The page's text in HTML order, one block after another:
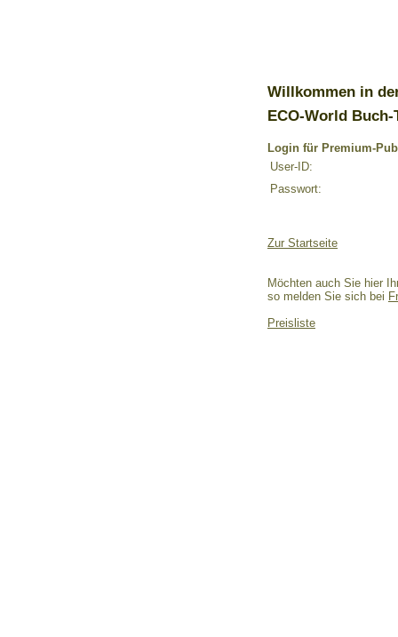
Willkommen in
ECO-World Buch-
Login für Premium-
User-ID:
Passwort:
Zur Startseite
Möchten auch Sie hier
so melden Sie sich bei
Preisliste